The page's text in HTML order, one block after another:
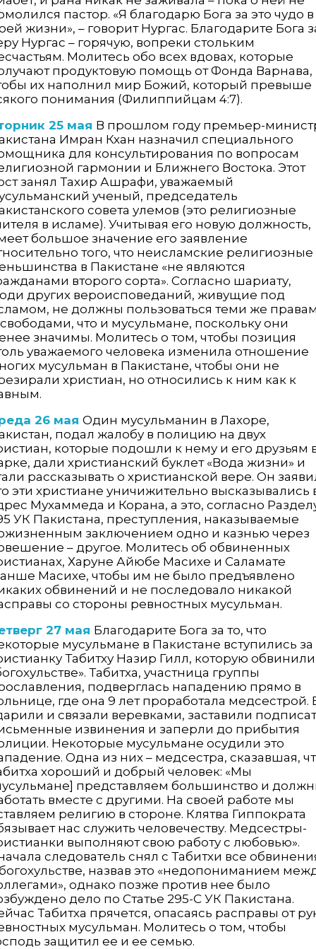
пастор. «Я благодарю Бога за это чудо в
жизни», – говорит Нургас. Благодарите Бога
Нургас – горячую, вопреки стольким
Молитесь обо всех вдовах, которые
продуктовую помощь от Фонда Варнава,
их наполнил мир Божий, который превыше
понимания (Филиппийцам 4:7).
25 мая В прошлом году премьер-
Имран Кхан назначил специального
для консультирования по вопросам
гармонии и Ближнего Востока. Этот
занял Тахир Ашрафи, уважаемый
ученый, председатель
совета улемов (это религиозные
в исламе). Учитывая его новую должность,
большое значение его заявление
того, что неисламские религиозные
в Пакистане «не являются
второго сорта». Согласно шариату,
других вероисповеданий, живущие под
не должны пользоваться теми же
что и мусульмане, поскольку они
значимы. Молитесь о том, чтобы позиция
уважаемого человека изменила отношение
мусульман в Пакистане, чтобы они не
христиан, но относились к ним как к
26 мая Один мусульманин в Лахоре,
подал жалобу в полицию на двух
которые подошли к нему и его друзьям
дали христианский буклет «Вода жизни» и
рассказывать о христианской вере. Он
эти христиане уничижительно высказывались
Мухаммеда и Корана, а это, согласно
УК Пакистана, преступления, наказываемые
заключением одно и казнью через
– другое. Молитесь об обвиненных
Харуне Айюбе Масихе и Саламате
Масихе, чтобы им не было предъявлено
обвинений и не последовало никакой
со стороны ревностных мусульман.
27 мая Благодарите Бога за то, что
мусульмане в Пакистане вступились за
Табитху Назир Гилл, которую
Табитха, участница группы
подверглась нападению прямо в
где она 9 лет проработала медсестрой.
и связали веревками, заставили
извинения и заперли до прибытия
Некоторые мусульмане осудили это
Одна из них – медсестра, сказавшая,
хороший и добрый человек: «Мы
представляем большинство и
вместе с другими. На своей работе мы
религию в стороне. Клятва Гиппократа
нас служить человечеству. Медсестры-
выполняют свою работу с любовью».
следователь снял с Табитхи все
назвав это «недопониманием
однако позже против нее было
дело по Статье 295-C УК Пакистана.
Табитха прячется, опасаясь расправы от
мусульман. Молитесь о том, чтобы
защитил ее и ее семью.